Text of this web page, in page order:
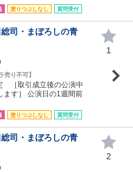
塗りつぶしなし 質問受付
司・まぼろしの青
売り不可】
［取引成立後の公演中
ます］ 公演日の1週間前
塗りつぶしなし 質問受付
1
司・まぼろしの青
2